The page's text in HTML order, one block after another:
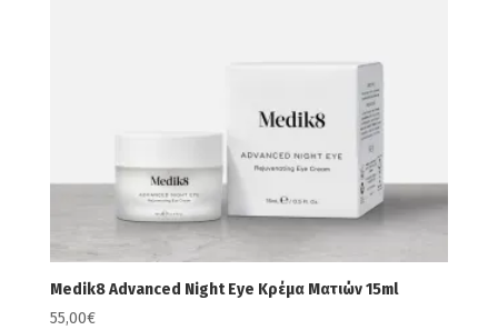
Medik8 Advanced Night Eye Κρέμα Ματιών 15ml
55,00€